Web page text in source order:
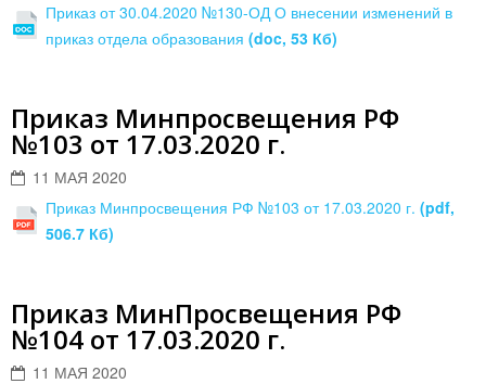
Приказ от 30.04.2020 №130-ОД О внесении изменений в
приказ отдела образования (doc, 53 Кб)
Приказ Минпросвещения РФ
№103 от 17.03.2020 г.
11 МАЯ 2020
Приказ Минпросвещения РФ №103 от 17.03.2020 г. (pdf,
506.7 Кб)
Приказ МинПросвещения РФ
№104 от 17.03.2020 г.
11 МАЯ 2020